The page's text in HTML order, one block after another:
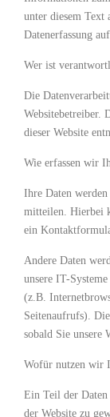
unter diesem Text
Datenerfassung
Wer ist
Die
Websitebetreiber.
dieser Website
Wie erfassen wir
Ihre Daten werden
mitteilen. Hierbei
ein
Andere Daten
unsere IT-
(z.B.
Seitenaufrufs).
sobald Sie unsere
Wofür nutzen wir
Ein Teil der
der Website zu